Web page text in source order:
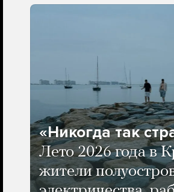
«Никогда так
Лето 2026 года в
жители